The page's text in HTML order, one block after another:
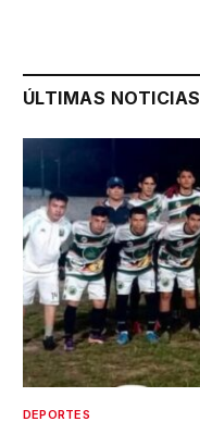
ÚLTIMAS NOTICIAS
DEPORTES